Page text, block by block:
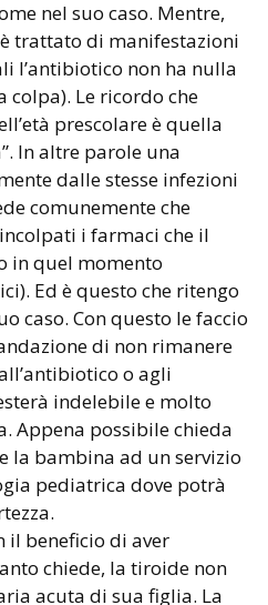
nel suo caso. Mentre,
trattato di manifestazioni
l’antibiotico non ha nulla
colpa). Le ricordo che
prescolare è quella
In altre parole una
dalle stesse infezioni
comunemente che
i farmaci che il
in quel momento
Ed è questo che ritengo
caso. Con questo le faccio
di non rimanere
o agli
indelebile e molto
Appena possibile chieda
la bambina ad un servizio
pediatrica dove potrà
il beneficio di aver
chiede, la tiroide non
acuta di sua figlia. La